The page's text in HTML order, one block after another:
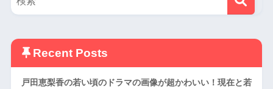
Recent Posts
戸田恵梨香の若い頃のドラマの画像が超かわいい！現在と若